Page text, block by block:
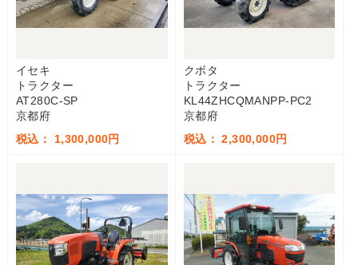
イセキ
トラクター
AT280C-SP
京都府
税込： 1,300,000円
クボタ
トラクター
KL44ZHCQMANPP-PC2
京都府
税込： 2,300,000円